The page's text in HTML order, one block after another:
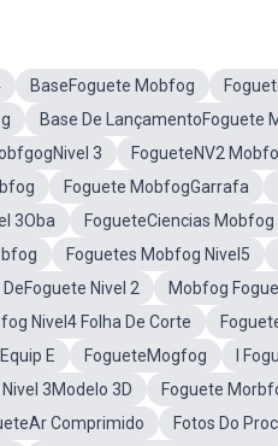
BaseFoguete Mobfog
Base De LançamentoFoguete
3 FogueteNV2
Foguete MobfogGarrafa
3Oba FogueteCiencias Mobfog
Foguetes Mobfog Nivel5
Nivel 2 Mobfog
Nivel4 Folha De Corte
E FogueteMogfog I
3Modelo 3D
Foguete
Comprimido
Fotos Do